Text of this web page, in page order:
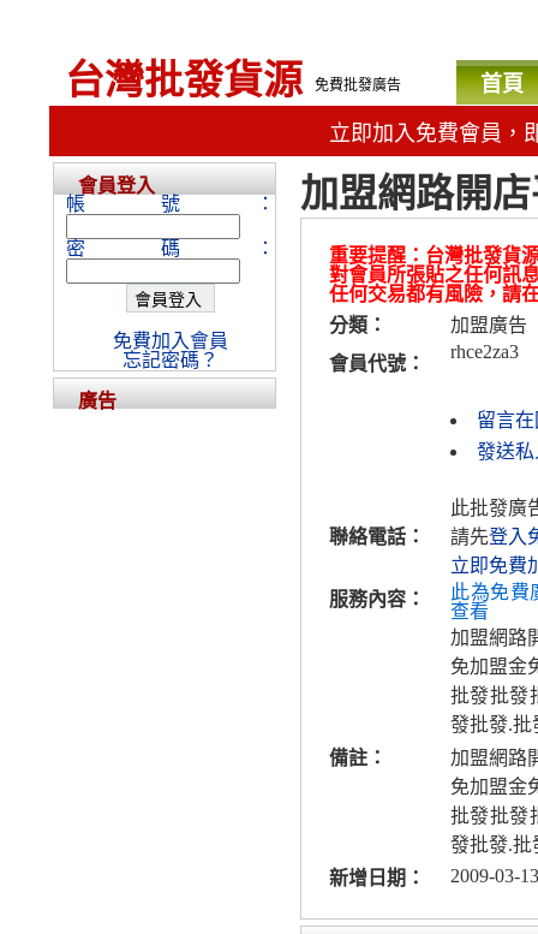
台灣批發貨源 免費批發廣告 首頁
立即加入免費會員，
加盟網路開
重要提醒：台灣批發貨
對會員所張貼之任何訊
任何交易都有風險，請
分類：
加盟廣告
會員代號：
rhce2za3
留言
發送私
聯絡電話：
此批發廣
請先登入
立即免費
服務內容：
此為免費
查看
加盟網路
免加盟金
批發批發
發批發.批
備註：
加盟網路
免加盟金
批發批發
發批發.批
新增日期：
2009-03-
會員登入
帳號：
密碼：
免費加入會員
忘記密碼？
廣告